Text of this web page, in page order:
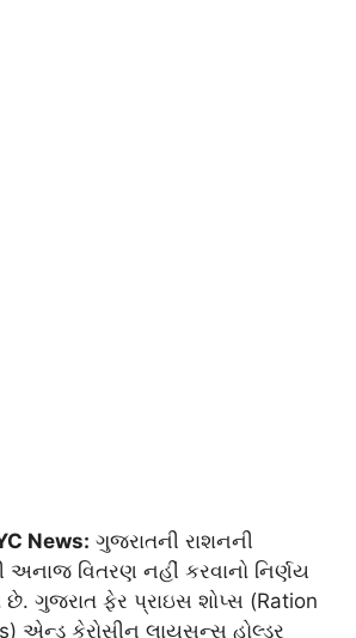
News: ગુજરાતની રાશનની
અનાજ વિતરણ નહીં કરવાનો નિર્ણય
છે. ગુજરાત ફેર પ્રાઇસ શોપ્સ (Ration
એન્ડ કેરોસીન લાયસન્સ હોલ્ડર